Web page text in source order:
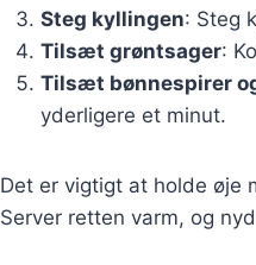
Steg kyllingen: Steg
Tilsæt grøntsager:
Tilsæt bønnespirer
yderligere et minut.
Det er vigtigt at holde øje
Server retten varm, og